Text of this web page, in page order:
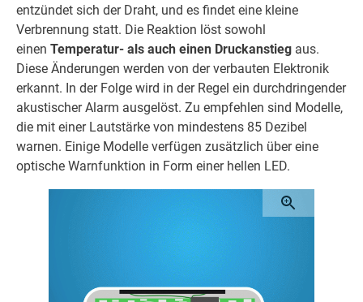
entzündet sich der Draht, und es findet eine kleine
Verbrennung statt. Die Reaktion löst sowohl
einen Temperatur- als auch einen Druckanstieg aus.
Diese Änderungen werden von der verbauten Elektronik
erkannt. In der Folge wird in der Regel ein durchdringender
akustischer Alarm ausgelöst. Zu empfehlen sind Modelle,
die mit einer Lautstärke von mindestens 85 Dezibel
warnen. Einige Modelle verfügen zusätzlich über eine
optische Warnfunktion in Form einer hellen LED.